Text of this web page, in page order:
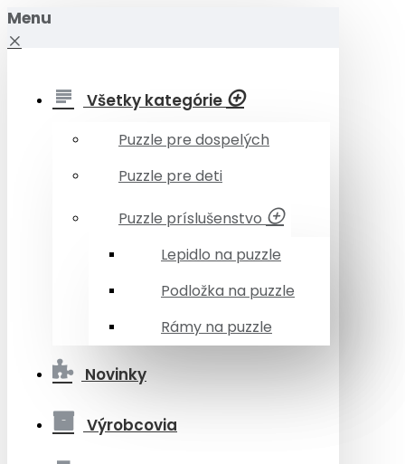
Menu
Všetky kategórie
Puzzle pre dospelých
Puzzle pre deti
Puzzle príslušenstvo
Lepidlo na puzzle
Podložka na puzzle
Rámy na puzzle
Novinky
Výrobcovia